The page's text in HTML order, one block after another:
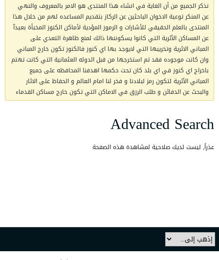
نذكر الجميع من أن الغاية في انشاء هذا المنتدى هو الامر بالمعروف والنهي
عن المنكر توعية الاخوان الباحثين عن الركاز بتقديم المساعده لهم من خلال هذا
المنتدى بالعلم الحقيقي للأشارات و الرموز المؤدية لأماكن الكنوز المخبأة بعيدآ
عن المساكن الأثرية التي كانوا يسكوننها ذالك لمنع ظاهرة التعدي على
المباني الاثرية وتخريبها التي لايوجد بها اي كنوز فالكنوز تكون خارج المباني
وان كانت موجوده فقد تم استخرجها من قبل الدوله العثمانية التي كانت تهتم
باخراج اي كنوز في اي بلد كان تحت حكمها اهدفنا المحافظه على جميع
المباني الأثرية لتكون رمز لبلادنا و فخر لنا امام العالم و الحفاظ على الاثار
والبحث عن الدفائن و طلب الرزق في الاماكن التي تكون خارج مساكن القدماء
Advanced Search
عذراً, ليست لديك صلاحية لمشاهدة هذه الصفحة